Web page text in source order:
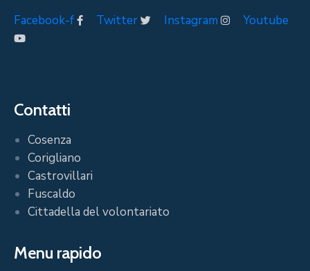
Facebook-f
Twitter Instagram Youtube
Contatti
Cosenza
Corigliano
Castrovillari
Fuscaldo
Cittadella del volontariato
Menu rapido